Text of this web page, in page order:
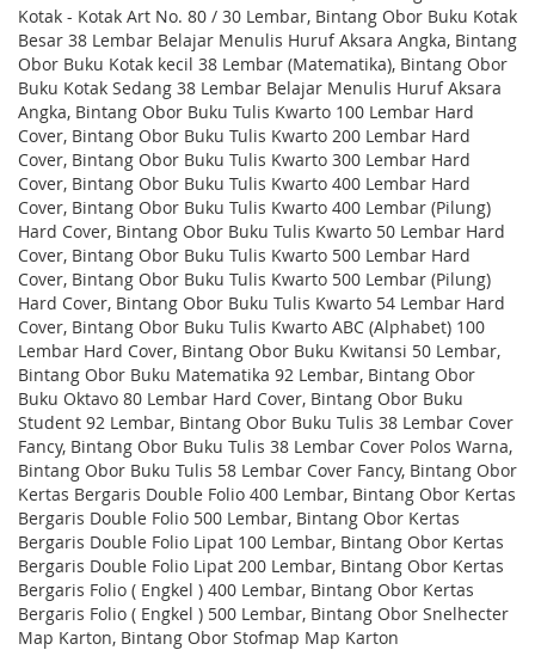
Kotak - Kotak Art No. 80 / 30 Lembar, Bintang Obor Buku Kotak
Besar 38 Lembar Belajar Menulis Huruf Aksara Angka, Bintang
Obor Buku Kotak kecil 38 Lembar (Matematika), Bintang Obor
Buku Kotak Sedang 38 Lembar Belajar Menulis Huruf Aksara
Angka, Bintang Obor Buku Tulis Kwarto 100 Lembar Hard
Cover, Bintang Obor Buku Tulis Kwarto 200 Lembar Hard
Cover, Bintang Obor Buku Tulis Kwarto 300 Lembar Hard
Cover, Bintang Obor Buku Tulis Kwarto 400 Lembar Hard
Cover, Bintang Obor Buku Tulis Kwarto 400 Lembar (Pilung)
Hard Cover, Bintang Obor Buku Tulis Kwarto 50 Lembar Hard
Cover, Bintang Obor Buku Tulis Kwarto 500 Lembar Hard
Cover, Bintang Obor Buku Tulis Kwarto 500 Lembar (Pilung)
Hard Cover, Bintang Obor Buku Tulis Kwarto 54 Lembar Hard
Cover, Bintang Obor Buku Tulis Kwarto ABC (Alphabet) 100
Lembar Hard Cover, Bintang Obor Buku Kwitansi 50 Lembar,
Bintang Obor Buku Matematika 92 Lembar, Bintang Obor
Buku Oktavo 80 Lembar Hard Cover, Bintang Obor Buku
Student 92 Lembar, Bintang Obor Buku Tulis 38 Lembar Cover
Fancy, Bintang Obor Buku Tulis 38 Lembar Cover Polos Warna,
Bintang Obor Buku Tulis 58 Lembar Cover Fancy, Bintang Obor
Kertas Bergaris Double Folio 400 Lembar, Bintang Obor Kertas
Bergaris Double Folio 500 Lembar, Bintang Obor Kertas
Bergaris Double Folio Lipat 100 Lembar, Bintang Obor Kertas
Bergaris Double Folio Lipat 200 Lembar, Bintang Obor Kertas
Bergaris Folio ( Engkel ) 400 Lembar, Bintang Obor Kertas
Bergaris Folio ( Engkel ) 500 Lembar, Bintang Obor Snelhecter
Map Karton, Bintang Obor Stofmap Map Karton